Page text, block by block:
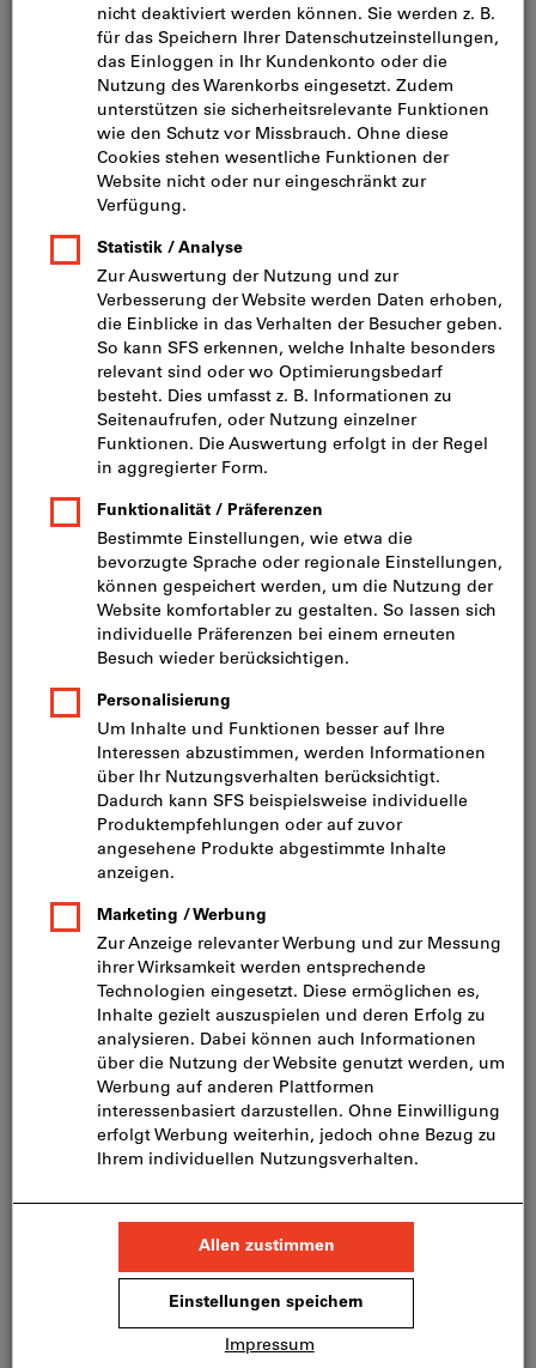
Bild zum Vergrößern anklicken
Preis pro 1 Stück
inkl. MwSt. zzgl. Versandkosten
Netto: CHF 185.70
In den Warenkorb
Lieferung in 3 - 4 Arbeitstagen
Bitte beachten Sie die Lieferzeit und eingeschränkte
Beratung:
Diesen Artikel bestellen wir für Sie direkt beim
Hersteller, da er nicht Bestandteil unseres
Hauptsortiments ist und somit nicht bei uns auf
Lager liegt.Infos
Artikel merken Artikel teilen